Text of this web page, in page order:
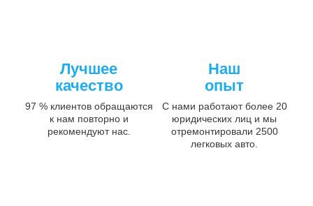
Лучшее
качество
97 % клиентов обращаются
к нам повторно и
рекомендуют нас.
Наш
опыт
С нами работают более 20
юридических лиц и мы
отремонтировали 2500
легковых авто.